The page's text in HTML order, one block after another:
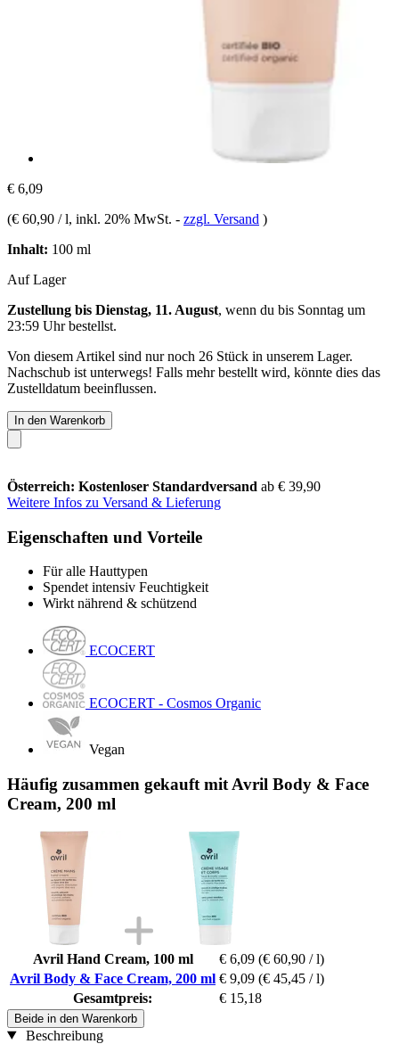
€ 6,09
(€ 60,90 / l, inkl. 20% MwSt. - zzgl. Versand )
Inhalt: 100 ml
Auf Lager
Zustellung bis Dienstag, 11. August, wenn du bis Sonntag um
23:59 Uhrbestellst.
Von diesem Artikel sind nur noch 26 Stück in unserem Lager.
Nachschub ist unterwegs! Falls mehr bestellt wird, könnte dies das
Zustelldatum beeinflussen.
In den Warenkorb
Österreich: Kostenloser Standardversand ab € 39,90
Weitere Infos zu Versand & Lieferung
Eigenschaften und Vorteile
Für alle Hauttypen
Spendet intensiv Feuchtigkeit
Wirkt nährend & schützend
ECOCERT
ECOCERT - Cosmos Organic
Vegan
Häufig zusammen gekauft mit Avril Body & Face
Cream, 200 ml
Avril Hand Cream, 100 ml € 6,09 (€ 60,90 / l)
Avril Body & Face Cream, 200 ml € 9,09 (€ 45,45 / l)
Gesamtpreis:
€ 15,18
Beide in den Warenkorb
Beschreibung